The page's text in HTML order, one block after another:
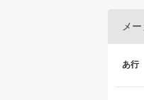
メ
あ行